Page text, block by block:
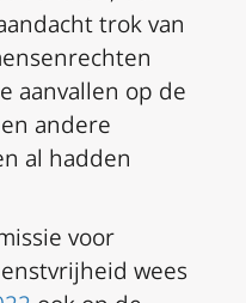
trok van
aanvallen op de
andere
al hadden
voor
wees